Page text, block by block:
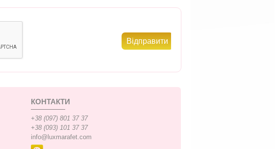
КОНТАКТИ
+38 (097) 801 37 37
+38 (093) 101 37 37
info@luxmarafet.com